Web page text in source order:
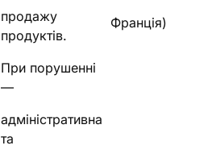
продажу
продуктів.
При порушенні
—
адміністративна
та
Франція)